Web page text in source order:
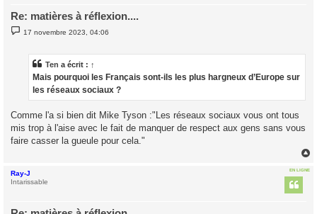
Re: matières à réflexion....
M
e
17 novembre 2023, 04:06
Ten a écrit : ↑
Mais pourquoi les Français sont-ils les plus hargneux d’Europe sur
les réseaux sociaux ?
Comme l'a si bien dit Mike Tyson :"Les réseaux sociaux vous ont tous
mis trop à l'aise avec le fait de manquer de respect aux gens sans vous
faire casser la gueule pour cela."
EN LIGNE
Ray-J
Intarissable